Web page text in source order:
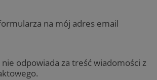
na mój adres email
odpowiada za treść wiadomości z